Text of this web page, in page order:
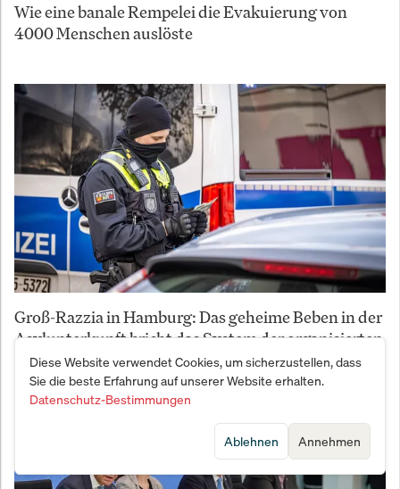
Wie eine banale Rempelei die Evakuierung von
4000 Menschen auslöste
Groß-Razzia in Hamburg: Das geheime Beben in der
Asylunterkunft bricht das System der organisierten
Sozial-Abzocke
Diese Website verwendet Cookies, um sicherzustellen, dass
Sie die beste Erfahrung auf unserer Website erhalten.
Datenschutz-Bestimmungen
Annehmen
Ablehnen